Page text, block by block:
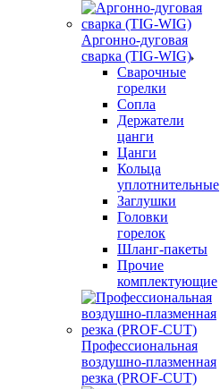
Аргонно-дуговая
сварка (TIG-WIG)
Сварочные
горелки
Сопла
Держатели
цанги
Цанги
Кольца
уплотнительные
Заглушки
Головки
горелок
Шланг-пакеты
Прочие
комплектующие
Профессиональная
воздушно-плазменная
резка (PROF-CUT)